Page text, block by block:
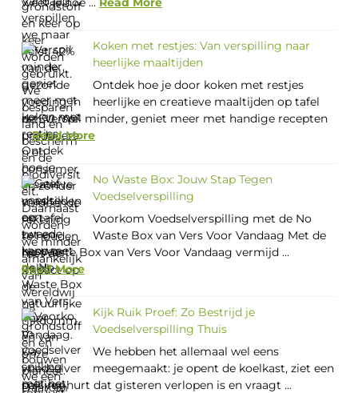
Koken met restjes: Van verspilling naar
heerlijke maaltijden
Ontdek hoe je door koken met restjes
heerlijke en creatieve maaltijden op tafel
zet. Verspil minder, geniet meer met handige recepten
...Read More
No Waste Box: Jouw Stap Tegen
Voedselverspilling
Voorkom Voedselverspilling met de No
Waste Box van Vers Voor Vandaag Met de
No Waste Box van Vers Voor Vandaag vermijd ...
Read More
Kijk Ruik Proef: Zo Bestrijd je
Voedselverspilling Thuis
We hebben het allemaal wel eens
meegemaakt: je opent de koelkast, ziet een
pak yoghurt dat gisteren verlopen is en vraagt ...